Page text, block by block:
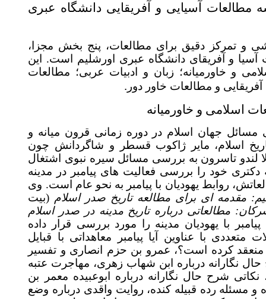
آسیایی و آفریقایی دانشگاه عبری
تمرکز دقیق برای مطالعات، پنج بخش مجزا،
و آفریقای دانشگاه عبری اورشلیم است. این
و خاورمیانه؛ زبان و ادبیات عربی؛ مطالعات
و مطالعات خاور دور.
اسلامی و خاورمیانه
جهان اسلام در دوره زمانی قرون میانه و
اسلام، مایر ژاکوب قسطر و شاگردانش چون
تاسرون به بررسی مسائل سیره نبوی اشتغال
خود را بررسی فعالیت های پیامبر در مدینه
روابط یهودیان با پیامبر به نحو عام است. وی
مقدمه ای برای مطالعه تاریخ صدر اسلام(بیت
مطالعاتی درباره تاریخ مدینه در صدر اسلام
پیامبر با یهودیان مدینه را مورد بررسی قرار داده
با عناوین آیا پیامبر معاهداتی با قبایل
منعقد کرده است؟، عمرو بن حزم انصاری و تفسیر
حال نگارانه درباره ابن شهاب زهری، مهاجرت عتبه
شرح حال نگارانه درباره ابوعبیده معمر بن
مسئله رده قبیله کنده، روایت واقدی درباره وضع